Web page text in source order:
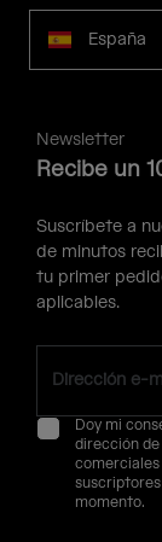
España
Newsletter
Recibe un
Suscríbete a
de minutos
tu primer
aplicables.
Doy mi
dirección
comerciales
momento.